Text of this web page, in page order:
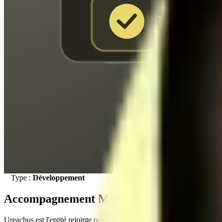
Type : Développement
Accompagnement Marketing complet
Ureachus est l'entité rejointe par Mohamed en 2021, qu'il a